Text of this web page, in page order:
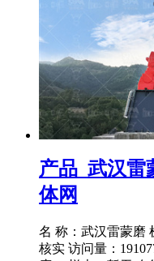
产品_武汉雷
体网
名 称：武汉雷蒙磨
核实 访问量：